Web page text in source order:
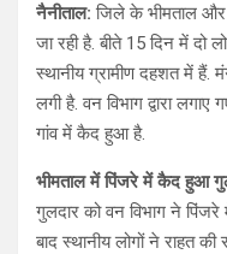
नैनीताल: जिले के भीमताल और
जा रही है. बीते 15 दिन में दो
स्थानीय ग्रामीण दहशत में हैं.
लगी है. वन विभाग द्वारा
गांव में कैद हुआ है.
भीमताल में पिंजरे में कैद हुआ
गुलदार को वन विभाग ने
बाद स्थानीय लोगों ने राहत की